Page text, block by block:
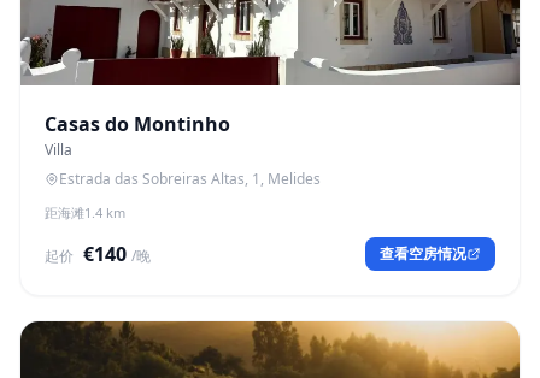
Casas do Montinho
Villa
Estrada das Sobreiras Altas, 1, Melides
距海滩1.4 km
起价 €140 /晚 查看空房情况